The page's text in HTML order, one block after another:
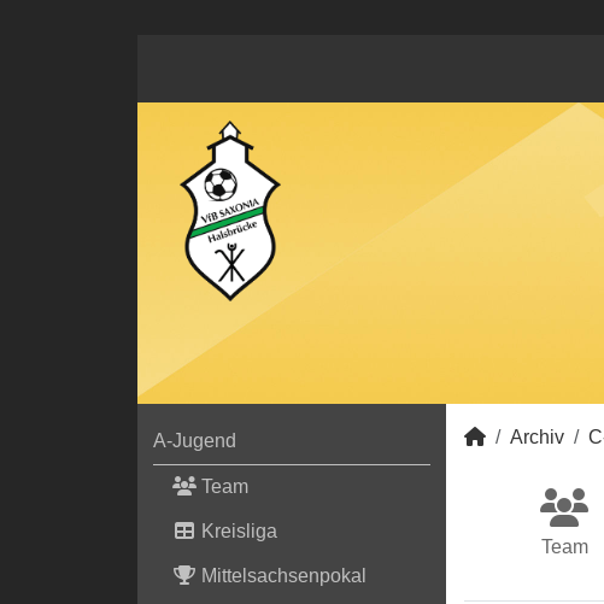
A-Jugend
Team
Kreisliga
Mittelsachsenpokal
Archiv
Team